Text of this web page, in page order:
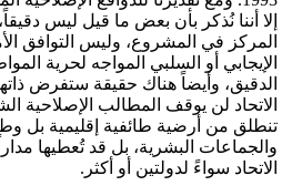
إلا أننا نُذكر بأن بعض ما قيل ليس
المركز في المشروع، وليس التوافق
الإيجابي أو السلبي المواجه لحرية
الدقيق، وأيضاً هناك حقيقة ستفرض
الاتحاد لن يوقف المطالب الإصلاحية
تنطلق من أرضية طائفية إقليمية بل
والجماعات البشرية، بل قد تُعطيها
الاتحاد سواءً لدولتين أو أكثر.